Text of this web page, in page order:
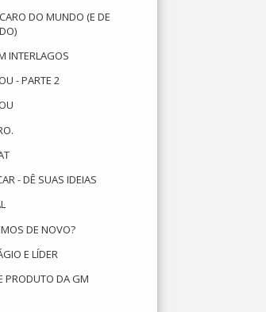
DO MUNDO (E DE
INTERLAGOS
- PARTE 2
- DÊ SUAS IDEIAS
DE NOVO?
E LÍDER
PRODUTO DA GM